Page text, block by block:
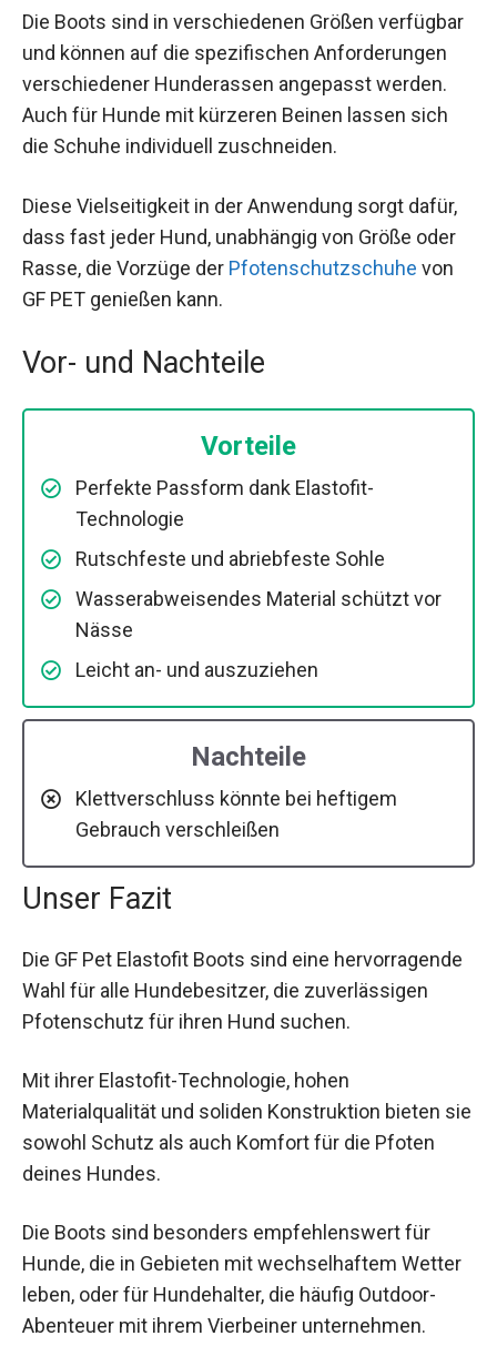
Die Boots sind in verschiedenen Größen verfügbar
und können auf die spezifischen Anforderungen
verschiedener Hunderassen angepasst werden.
Auch für Hunde mit kürzeren Beinen lassen sich
die Schuhe individuell zuschneiden.
Diese Vielseitigkeit in der Anwendung sorgt dafür,
dass fast jeder Hund, unabhängig von Größe oder
Rasse, die Vorzüge der Pfotenschutzschuhe von
GF PET genießen kann.
Vor- und Nachteile
Vorteile
Perfekte Passform dank Elastofit-
Technologie
Rutschfeste und abriebfeste Sohle
Wasserabweisendes Material schützt vor
Nässe
Leicht an- und auszuziehen
Nachteile
Klettverschluss könnte bei heftigem
Gebrauch verschleißen
Unser Fazit
Die GF Pet Elastofit Boots sind eine hervorragende
Wahl für alle Hundebesitzer, die zuverlässigen
Pfotenschutz für ihren Hund suchen.
Mit ihrer Elastofit-Technologie, hohen
Materialqualität und soliden Konstruktion bieten sie
sowohl Schutz als auch Komfort für die Pfoten
deines Hundes.
Die Boots sind besonders empfehlenswert für
Hunde, die in Gebieten mit wechselhaftem Wetter
leben, oder für Hundehalter, die häufig Outdoor-
Abenteuer mit ihrem Vierbeiner unternehmen.